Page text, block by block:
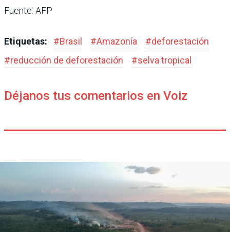
Fuente: AFP
Etiquetas: #Brasil #Amazonía #deforestación
#reducción de deforestación #selva tropical
Déjanos tus comentarios en Voiz